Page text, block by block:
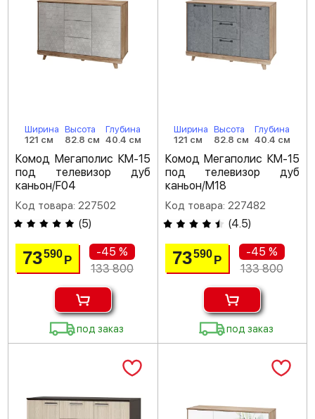
Ширина
121 см
Высота
82.8 см
Глубина
40.4 см
Комод Мегаполис КМ-15
под телевизор дуб
каньон/F04
Код товара: 227502
(5)
73590Р
-45 %
133 800
под заказ
Ширина
121 см
Высота
82.8 см
Глубина
40.4 см
Комод Мегаполис КМ-15
под телевизор дуб
каньон/M18
Код товара: 227482
(4.5)
73590 Р
-45 %
133 800
под заказ